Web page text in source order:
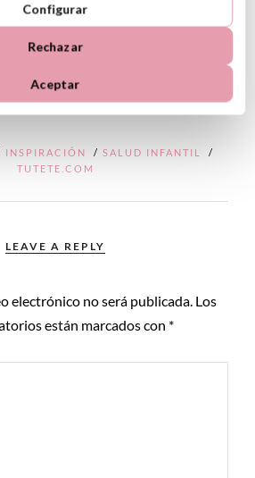
INSPIRACIÓN / SALUD INFANTIL
/
TUTETE.COM
LEAVE A REPLY
electrónico no será publicada. Los
están marcados con *
Configurar
Rechazar
Aceptar